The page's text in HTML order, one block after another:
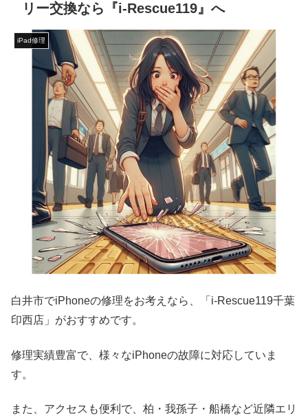
リー交換なら『i-Rescue119』へ
iPad修理
白井市でiPhoneの修理をお考えなら、「i-Rescue119千葉
印西店」がおすすめです。
修理実績豊富で、様々なiPhoneの故障に対応していま
す。
また、アクセスも便利で、柏・我孫子・船橋など近隣エリ